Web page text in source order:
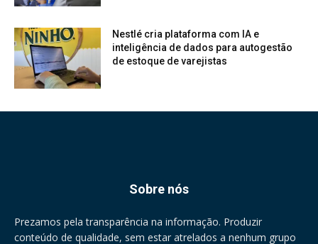
Nestlé cria plataforma com IA e
inteligência de dados para autogestão
de estoque de varejistas
Sobre nós
Prezamos pela transparência na informação. Produzir
conteúdo de qualidade, sem estar atrelados a nenhum grupo